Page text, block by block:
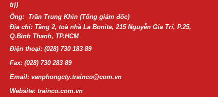
trị)
Địa chỉ: Tầng 2, toà nhà La Bonita, 215 Nguyễn Gia Trí, P.25,
Q.Bình Thạnh, TP.HCM
Điện thoại: (028) 730 183 89
Fax: (028) 730 283 89
Email: vanphongcty.trainco@com.vn
Website: trainco.com.vn